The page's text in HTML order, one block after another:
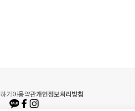
카오같이가치
기이용약관개인정보처리방침